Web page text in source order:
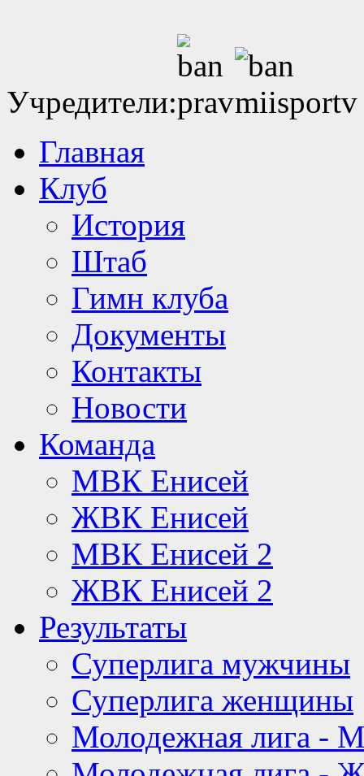
Учредители:
Главная
Клуб
История
Штаб
Гимн клуба
Документы
Контакты
Новости
Команда
МВК Енисей
ЖВК Енисей
МВК Енисей 2
ЖВК Енисей 2
Результаты
Суперлига мужчины
Суперлига женщины
Молодежная лига -